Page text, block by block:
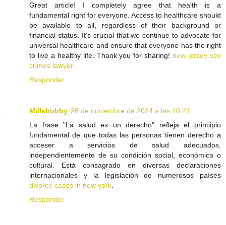
Great article! I completely agree that health is a
fundamental right for everyone. Access to healthcare should
be available to all, regardless of their background or
financial status. It's crucial that we continue to advocate for
universal healthcare and ensure that everyone has the right
to live a healthy life. Thank you for sharing! new jersey sex
crimes lawyer
Responder
Millebobby 26 de noviembre de 2024 a las 10:21
La frase "La salud es un derecho" refleja el principio
fundamental de que todas las personas tienen derecho a
acceser a servicios de salud adecuados,
independientemente de su condición social, económica o
cultural. Está consagrado en diversas declaraciones
internacionales y la legislación de numerosos países
divorce cases in new york
Responder